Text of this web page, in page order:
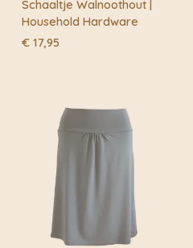
Schaaltje Walnoothout |
Household Hardware
€ 17,95